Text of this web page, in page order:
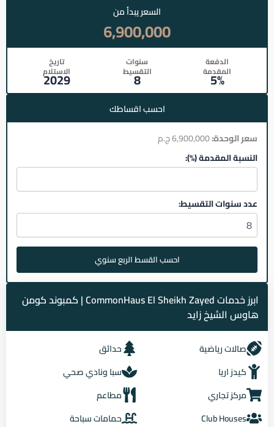
السعر يبدأ من
6,900,000
الدفعة
المقدمة
5%
سنوات
التقسيط
8
تاريخ
الاستلام
2029
احسب اقساطك
سعر الوحدة:
النسبة المقدمة (%):
عدد سنوات التقسيط:
احسب القسط الربع سنوي
ابرز خدمات CommonHaus El Sheikh Zayed | كمبوند كومن
هاوس الشيخ زايد
صالات رياضية
حدائق
كيدز اريا
سبا ونادي صحي
مركز تجاري
مطاعم
Club Houses
حمامات سباحة